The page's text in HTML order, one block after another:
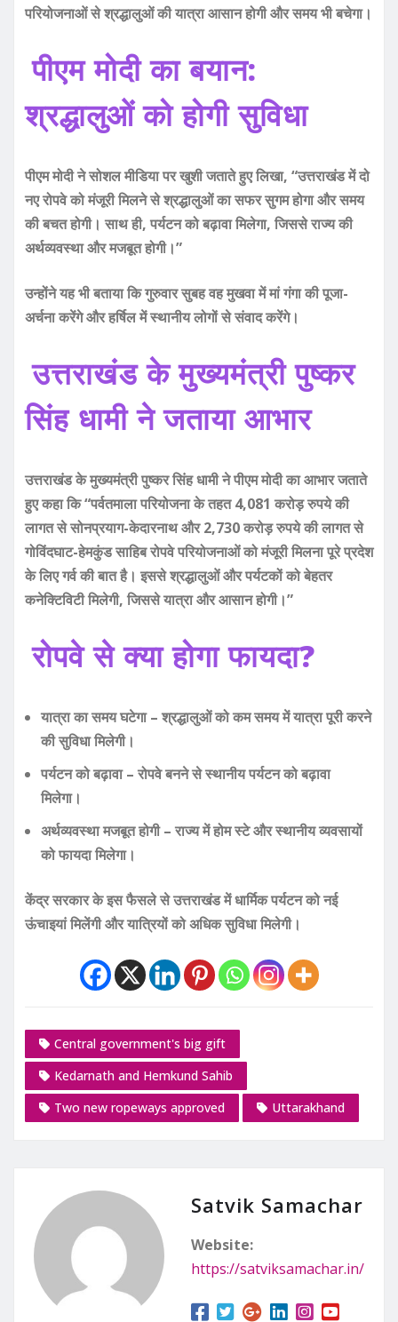
परियोजनाओं से श्रद्धालुओं की यात्रा आसान होगी और समय भी बचेगा।
पीएम मोदी का बयान:
श्रद्धालुओं को होगी सुविधा
पीएम मोदी ने सोशल मीडिया पर खुशी जताते हुए लिखा, “उत्तराखंड में दो
नए रोपवे को मंजूरी मिलने से श्रद्धालुओं का सफर सुगम होगा और समय
की बचत होगी। साथ ही, पर्यटन को बढ़ावा मिलेगा, जिससे राज्य की
अर्थव्यवस्था और मजबूत होगी।”
उन्होंने यह भी बताया कि गुरुवार सुबह वह मुखवा में मां गंगा की पूजा-
अर्चना करेंगे और हर्षिल में स्थानीय लोगों से संवाद करेंगे।
उत्तराखंड के मुख्यमंत्री पुष्कर
सिंह धामी ने जताया आभार
उत्तराखंड के मुख्यमंत्री पुष्कर सिंह धामी ने पीएम मोदी का आभार जताते
हुए कहा कि “पर्वतमाला परियोजना के तहत 4,081 करोड़ रुपये की
लागत से सोनप्रयाग-केदारनाथ और 2,730 करोड़ रुपये की लागत से
गोविंदघाट-हेमकुंड साहिब रोपवे परियोजनाओं को मंजूरी मिलना पूरे प्रदेश
के लिए गर्व की बात है। इससे श्रद्धालुओं और पर्यटकों को बेहतर
कनेक्टिविटी मिलेगी, जिससे यात्रा और आसान होगी।”
रोपवे से क्या होगा फायदा?
यात्रा का समय घटेगा – श्रद्धालुओं को कम समय में यात्रा पूरी करने
की सुविधा मिलेगी।
पर्यटन को बढ़ावा – रोपवे बनने से स्थानीय पर्यटन को बढ़ावा
मिलेगा।
अर्थव्यवस्था मजबूत होगी – राज्य में होम स्टे और स्थानीय व्यवसायों
को फायदा मिलेगा।
केंद्र सरकार के इस फैसले से उत्तराखंड में धार्मिक पर्यटन को नई
ऊंचाइयां मिलेंगी और यात्रियों को अधिक सुविधा मिलेगी।
Central government's big gift
Kedarnath and Hemkund Sahib
Two new ropeways approved
Uttarakhand
Satvik Samachar
Website:
https://satviksamachar.in/